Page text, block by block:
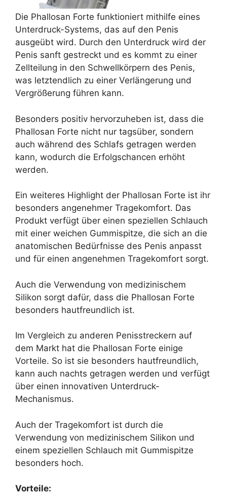
Die Phallosan Forte funktioniert mithilfe eines
Unterdruck-Systems, das auf den Penis
ausgeübt wird. Durch den Unterdruck wird der
Penis sanft gestreckt und es kommt zu einer
Zellteilung in den Schwellkörpern des Penis,
was letztendlich zu einer Verlängerung und
Vergrößerung führen kann.
Besonders positiv hervorzuheben ist, dass die
Phallosan Forte nicht nur tagsüber, sondern
auch während des Schlafs getragen werden
kann, wodurch die Erfolgschancen erhöht
werden.
Ein weiteres Highlight der Phallosan Forte ist ihr
besonders angenehmer Tragekomfort. Das
Produkt verfügt über einen speziellen Schlauch
mit einer weichen Gummispitze, die sich an die
anatomischen Bedürfnisse des Penis anpasst
und für einen angenehmen Tragekomfort sorgt.
Auch die Verwendung von medizinischem
Silikon sorgt dafür, dass die Phallosan Forte
besonders hautfreundlich ist.
Im Vergleich zu anderen Penisstreckern auf
dem Markt hat die Phallosan Forte einige
Vorteile. So ist sie besonders hautfreundlich,
kann auch nachts getragen werden und verfügt
über einen innovativen Unterdruck-
Mechanismus.
Auch der Tragekomfort ist durch die
Verwendung von medizinischem Silikon und
einem speziellen Schlauch mit Gummispitze
besonders hoch.
Vorteile: